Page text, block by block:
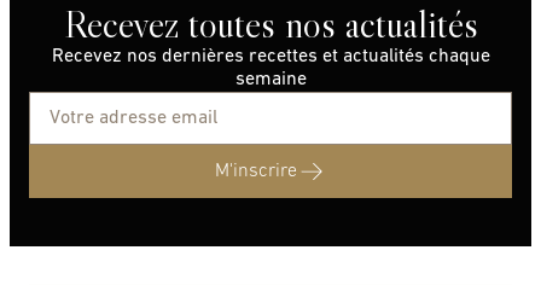
Recevez toutes nos actualités
Recevez nos dernières recettes et actualités chaque
semaine
M'inscrire